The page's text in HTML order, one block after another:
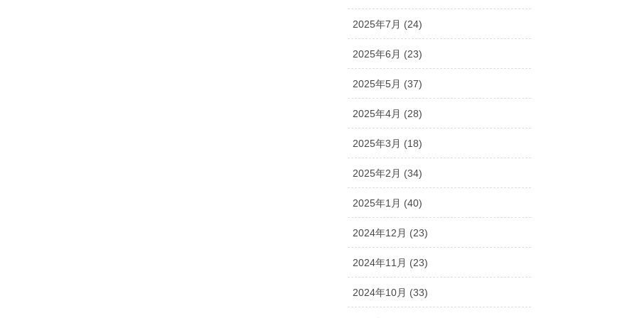
2025年7月 (24)
2025年6月 (23)
2025年5月 (37)
2025年4月 (28)
2025年3月 (18)
2025年2月 (34)
2025年1月 (40)
2024年12月 (23)
2024年11月 (23)
2024年10月 (33)